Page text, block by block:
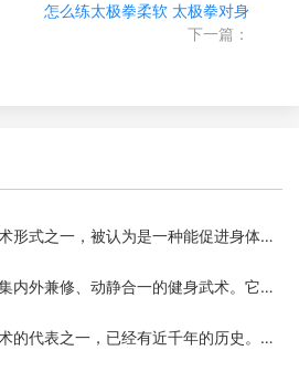
怎么练太极拳柔软
下一篇：
太极拳对身
心态和提高运动水平的毫无副作用的运动方式。太极拳通过呼吸、保持身体平衡和缓慢而准确的动作，帮助人们
的武术文化，并且在数千年的时间里被不断发扬光大。太极拳朴素而又娴熟的动作，让每个参与者都能够感受到
功是太极拳中最为基础、也最为重要的部分。对于每一位太极拳爱好者来说，理解和掌握四大基本功应该是最